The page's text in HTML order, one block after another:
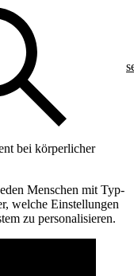
bei körperlicher
Menschen mit Typ-
welche Einstellungen
zu personalisieren.